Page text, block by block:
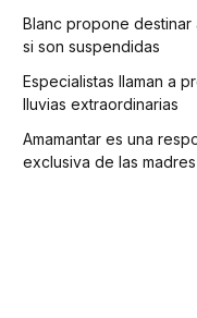
Blanc propone destinar
si son suspendidas
Especialistas llaman a
lluvias extraordinarias
Amamantar es una
exclusiva de las madres